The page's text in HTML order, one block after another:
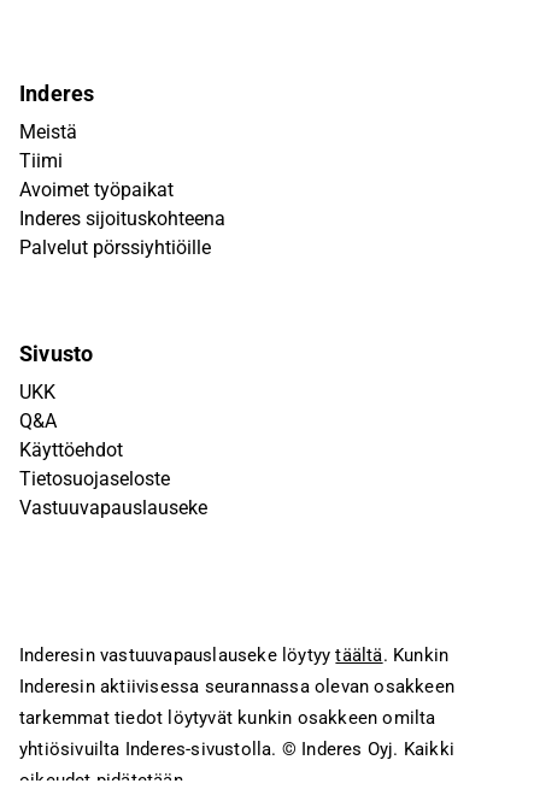
Inderes
Meistä
Tiimi
Avoimet työpaikat
Inderes sijoituskohteena
Palvelut pörssiyhtiöille
Sivusto
UKK
Q&A
Käyttöehdot
Tietosuojaseloste
Vastuuvapauslauseke
Inderesin vastuuvapauslauseke löytyytäältä. Kunkin
Inderesin aktiivisessa seurannassa olevan osakkeen
tarkemmat tiedot löytyvät kunkin osakkeen omilta
yhtiösivuilta Inderes-sivustolla. © Inderes Oyj. Kaikki
oikeudet pidätetään.